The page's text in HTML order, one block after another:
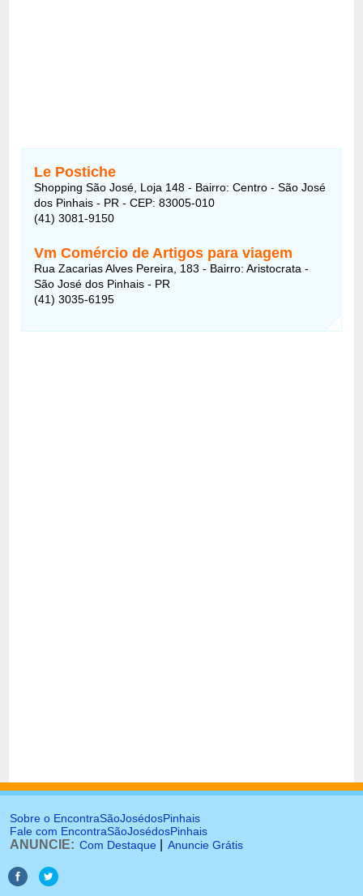
Le Postiche
Shopping São José, Loja 148 - Bairro: Centro - São José
dos Pinhais - PR - CEP: 83005-010
(41) 3081-9150
Vm Comércio de Artigos para viagem
Rua Zacarias Alves Pereira, 183 - Bairro: Aristocrata -
São José dos Pinhais - PR
(41) 3035-6195
Sobre o EncontraSãoJosédosPinhais
Fale com EncontraSãoJosédosPinhais
ANUNCIE: Com Destaque Anuncie Grátis